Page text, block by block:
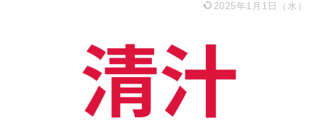
2025年1月1日（水）